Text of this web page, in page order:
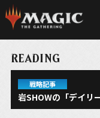
READING
戦略記事
岩SHOWの「デイリ